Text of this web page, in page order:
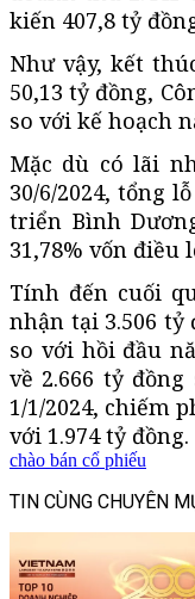
kiến 407,8 tỷ
Như vậy, kết
50,13 tỷ đồng,
so với kế hoạch
Mặc dù có lãi
30/6/2024, tổng
triển Bình
31,78% vốn điều
Tính đến cuối
nhận tại 3.506 tỷ
so với hồi đầu
về 2.666 tỷ
1/1/2024, chiếm
với 1.974 tỷ đồng.
chào bán cổ phiếu
TIN CÙNG CHUYÊN